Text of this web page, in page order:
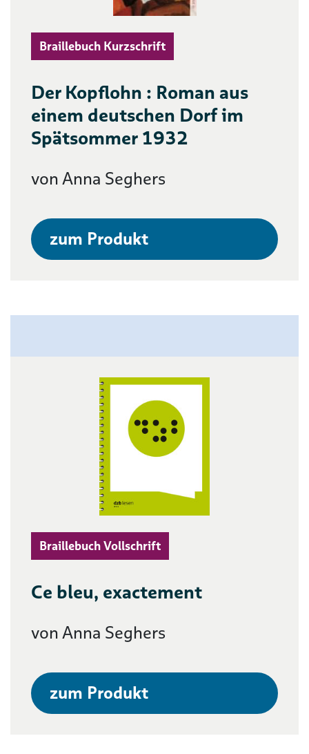
Braillebuch Kurzschrift
Der Kopflohn : Roman aus
einem deutschen Dorf im
Spätsommer 1932
von Anna Seghers
zum Produkt
Braillebuch Vollschrift
Ce bleu, exactement
von Anna Seghers
zum Produkt